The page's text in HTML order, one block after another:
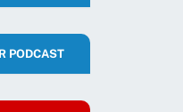
PODCAST